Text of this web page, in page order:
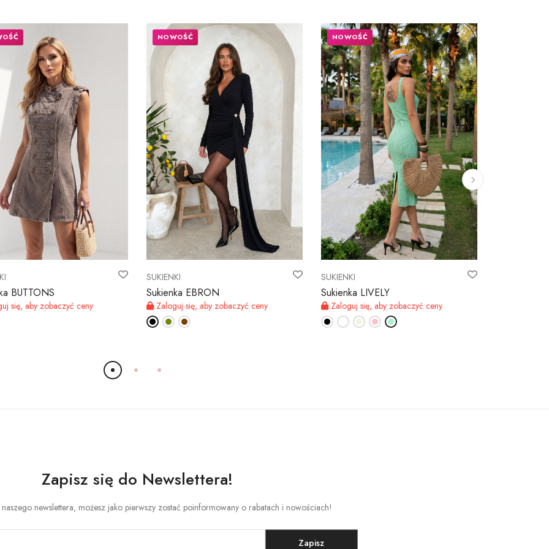
BUTTONS
się, aby zobaczyć ceny
SUKIENKI
Sukienka EBRON
Zaloguj się, aby zobaczyć ceny
NOWOŚĆ
SUKIENKI
Sukienka LIVELY
Zaloguj się, aby zobaczyć ceny
NOWOŚĆ
Zapisz się do Newslettera!
newslettera, możesz jako pierwszy zostać poinformowany o rabatach i nowościach!
Zapisz